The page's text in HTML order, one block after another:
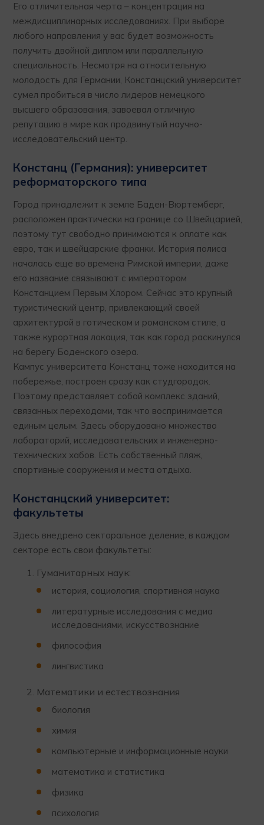
Его отличительная черта – концентрация на
междисциплинарных исследованиях. При выборе
любого направления у вас будет возможность
получить двойной диплом или параллельную
специальность. Несмотря на относительную
молодость для Германии, Констанцский университет
сумел пробиться в число лидеров немецкого
высшего образования, завоевал отличную
репутацию в мире как продвинутый научно-
исследовательский центр.
Констанц (Германия): университет
реформаторского типа
Город принадлежит к земле Баден-Вюртемберг,
расположен практически на границе со Швейцарией,
поэтому тут свободно принимаются к оплате как
евро, так и швейцарские франки. История полиса
началась еще во времена Римской империи, даже
его название связывают с императором
Констанцием Первым Хлором. Сейчас это крупный
туристический центр, привлекающий своей
архитектурой в готическом и романском стиле, а
также курортная локация, так как город раскинулся
на берегу Боденского озера.
Кампус университета Констанц тоже находится на
побережье, построен сразу как студгородок.
Поэтому представляет собой комплекс зданий,
связанных переходами, так что воспринимается
единым целым. Здесь оборудовано множество
лабораторий, исследовательских и инженерно-
технических хабов. Есть собственный пляж,
спортивные сооружения и места отдыха.
Констанцский университет:
факультеты
Здесь внедрено секторальное деление, в каждом
секторе есть свои факультеты:
Гуманитарных наук:
история, социология, спортивная наука
литературные исследования с медиа
исследованиями, искусствознание
философия
лингвистика
Математики и естествознания
биология
химия
компьютерные и информационные науки
математика и статистика
физика
психология